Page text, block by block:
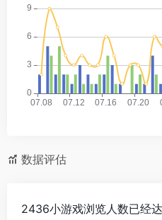
数据评估
2436小游戏浏览人数已经